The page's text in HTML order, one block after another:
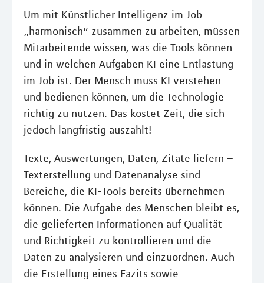
Um mit Künstlicher Intelligenz im Job
„harmonisch“ zusammen zu arbeiten, müssen
Mitarbeitende wissen, was die Tools können
und in welchen Aufgaben KI eine Entlastung
im Job ist. Der Mensch muss KI verstehen
und bedienen können, um die Technologie
richtig zu nutzen. Das kostet Zeit, die sich
jedoch langfristig auszahlt!
Texte, Auswertungen, Daten, Zitate liefern –
Texterstellung und Datenanalyse sind
Bereiche, die KI-Tools bereits übernehmen
können. Die Aufgabe des Menschen bleibt es,
die gelieferten Informationen auf Qualität
und Richtigkeit zu kontrollieren und die
Daten zu analysieren und einzuordnen. Auch
die Erstellung eines Fazits sowie